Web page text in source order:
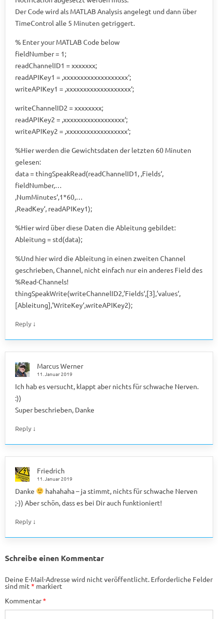
Der Code wird als MATLAB Analysis angelegt und dann über
TimeControl alle 5 Minuten getriggert.
% Enter your MATLAB Code below
fieldNumber = 1;
readChannelID1 = xxxxxxx;
readAPIKey1 = ‚xxxxxxxxxxxxxxxxxxx‘;
writeAPIKey1 = ‚xxxxxxxxxxxxxxxxxxx‘;
writeChannelID2 = xxxxxxxx;
readAPIKey2 = ‚xxxxxxxxxxxxxxxxxx‘;
writeAPIKey2 = ‚xxxxxxxxxxxxxxxxxx‘;
%Hier werden die Gewichtsdaten der letzten 60 Minuten
gelesen:
data = thingSpeakRead(readChannelID1, ‚Fields‘,
fieldNumber,…
‚NumMinutes‘,1*60,…
‚ReadKey‘, readAPIKey1);
%Hier wird über diese Daten die Ableitung gebildet:
Ableitung = std(data);
%Und hier wird die Ableitung in einen zweiten Channel
geschrieben, Channel, nicht einfach nur ein anderes Field des
%Read-Channels!
thingSpeakWrite(writeChannelID2,’Fields‘,[3],’values‘,
[Ableitung],’WriteKey‘,writeAPIKey2);
Reply ↓
Marcus Werner
11. Januar 2019
Ich hab es versucht, klappt aber nichts für schwache Nerven.
:))
Super beschrieben, Danke
Reply ↓
Friedrich
11. Januar 2019
Danke
hahahaha – ja stimmt, nichts für schwache Nerven
;-)) Aber schön, dass es bei Dir auch funktioniert!
Reply ↓
Schreibe einen Kommentar
Deine E-Mail-Adresse wird nicht veröffentlicht. Erforderliche Felder
sind mit * markiert
Kommentar*